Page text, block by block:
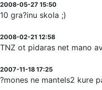
2008-05-27 15:50
10 gra?inu skola ;)
2008-02-21 12:58
TNZ ot pidaras net mano
2007-11-18 17:25
?mones ne mantels2 kure